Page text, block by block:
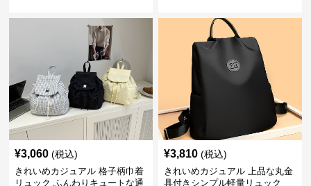
¥3,060 (税込)
きれいめカジュアル 格子柄巾着
リュック ふんわりキュートな通
¥3,810 (税込)
きれいめカジュアル 上品な丸金
具付きシンプル軽量リュック